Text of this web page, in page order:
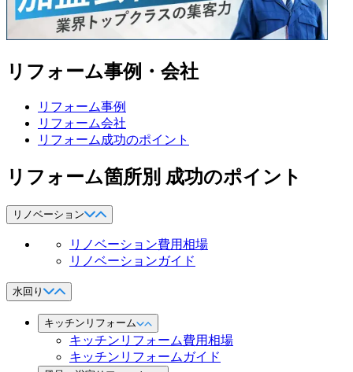
リフォーム事例・会社
リフォーム事例
リフォーム会社
リフォーム成功のポイント
リフォーム箇所別 成功のポイント
リノベーション
リノベーション費用相場
リノベーションガイド
水回り
キッチンリフォーム
キッチンリフォーム費用相場
キッチンリフォームガイド